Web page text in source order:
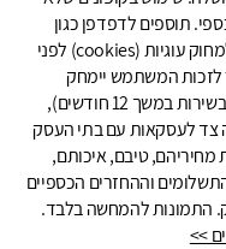
תוספים לדפדפן כגון
חוסם פרסומות עלולים למנוע החזר מומלץ למחוק עוגיות (cookies) לפני
המשתמש יימחק
במידה ויהפוך למשתמש לא פעיל (אי שימוש בשירות במשך 12 חודשים),
צד לעסקאות עם בתי העסק
מחיריהם, טיבם, איכותם,
וההחזרים הכספיים
התמונות להמחשה בלבד.
>>